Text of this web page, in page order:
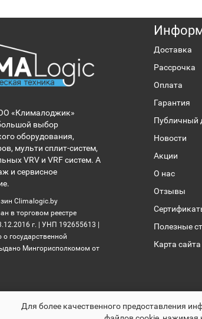
«Клималоджик»
выбор
оборудования,
мульти сплит-систем,
VRV и VRF систем. А
и сервисное
Climalogic.by
в торговом реестре
г. | УНП 192655613 |
о государственной
Мингорисполкомом от
Доставка
Рассрочка
Оплата
Гарантия
Публичный
Новости
Акции
О нас
Отзывы
Полезные
Карта сайта
Для более качественного предоставления